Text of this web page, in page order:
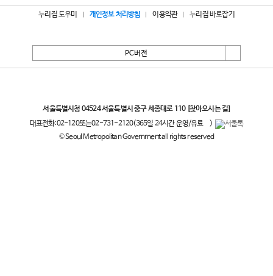
누리집 도우미 개인정보 처리방침 이용약관 누리집 바로잡기
PC버전
서울특별시청 04524 서울특별시 중구 세종대로 110 [찾아오시는 길]
대표전화:02-120또는02-731-2120(365일 24시간 운영/유료
)
© Seoul Metropolitan Government all rights reserved